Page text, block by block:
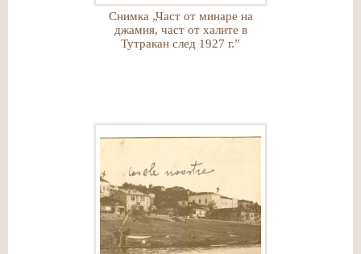
Снимка „Част от минаре на
джамия, част от халите в
Тутракан след 1927 г.”